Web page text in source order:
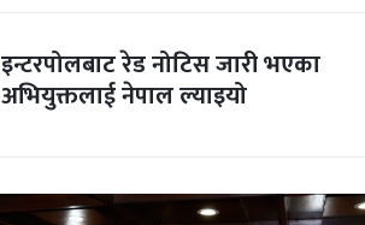
इन्टरपोलबाट रेड नोटिस जारी भएका
अभियुक्तलाई नेपाल ल्याइयो